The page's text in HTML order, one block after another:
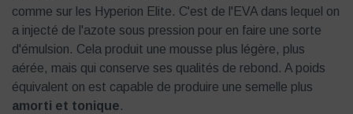
comme sur les Hyperion Elite. C'est de l'EVA dans lequel on
a injecté de l'azote sous pression pour en faire une sorte
d'émulsion. Cela produit une mousse plus légère, plus
aérée, mais qui conserve ses qualités de rebond. A poids
équivalent on est capable de produire une semelle plus
amorti et tonique.